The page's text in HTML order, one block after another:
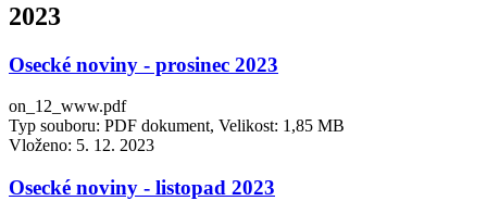
2023
Osecké noviny - prosinec 2023
on_12_www.pdf
Typ souboru: PDF dokument, Velikost: 1,85 MB
Vloženo: 5. 12. 2023
Osecké noviny - listopad 2023